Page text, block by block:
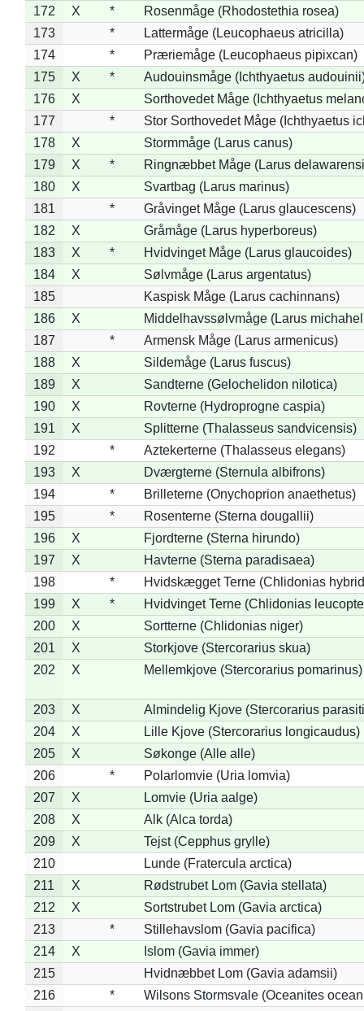
172
X *
Rosenmåge (Rhodostethia rosea)
173
*
Lattermåge (Leucophaeus atricilla)
174
*
Præriemåge (Leucophaeus pipixcan)
175
X *
Audouinsmåge (Ichthyaetus
176
X
Sorthovedet Måge (Ichthyaetus
177
*
Stor Sorthovedet Måge (Ichthyaetus
178
X
Stormmåge (Larus canus)
179
X *
Ringnæbbet Måge (Larus
180
X
Svartbag (Larus marinus)
181
*
Gråvinget Måge (Larus glaucescens)
182
X
Gråmåge (Larus hyperboreus)
183
X *
Hvidvinget Måge (Larus glaucoides)
184
X
Sølvmåge (Larus argentatus)
185
Kaspisk Måge (Larus cachinnans)
186
X
Middelhavssølvmåge (Larus
187
*
Armensk Måge (Larus armenicus)
188
X
Sildemåge (Larus fuscus)
189
X
Sandterne (Gelochelidon nilotica)
190
X
Rovterne (Hydroprogne caspia)
191
X
Splitterne (Thalasseus sandvicensis)
192
*
Aztekerterne (Thalasseus elegans)
193
X
Dværgterne (Sternula albifrons)
194
*
Brilleterne (Onychoprion anaethetus)
195
*
Rosenterne (Sterna dougallii)
196
X
Fjordterne (Sterna hirundo)
197
X
Havterne (Sterna paradisaea)
198
*
Hvidskægget Terne (Chlidonias
199
X *
Hvidvinget Terne (Chlidonias
200
X
Sortterne (Chlidonias niger)
201
X
Storkjove (Stercorarius skua)
202
X Mellemkjove (Stercorarius pomarinus)
203 X
Almindelig Kjove (Stercorarius
204
X
Lille Kjove (Stercorarius longicaudus)
205
X
Søkonge (Alle alle)
206
*
Polarlomvie (Uria lomvia)
207
X
Lomvie (Uria aalge)
208
X
Alk (Alca torda)
209
X
Tejst (Cepphus grylle)
210
Lunde (Fratercula arctica)
211
X
Rødstrubet Lom (Gavia stellata)
212
X
Sortstrubet Lom (Gavia arctica)
213
*
Stillehavslom (Gavia pacifica)
214
X
Islom (Gavia immer)
215
Hvidnæbbet Lom (Gavia adamsii)
216
*
Wilsons Stormsvale (Oceanites